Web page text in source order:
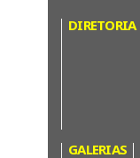
DIRETORIA
GALERIAS